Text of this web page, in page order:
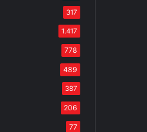
317
1.417
778
489
387
206
77